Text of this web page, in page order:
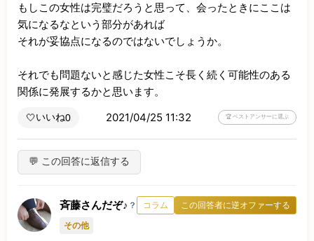
もしこの女性は完璧だろうと思って、会ったときにここは
気になるなという部分があれば
それが妥協点になるのではないでしょうか。
それでも問題ないと感じた女性こそ長く続く可能性のある
関係に発展するかと思います。
🤍いいね0 2021/04/25 11:32 🏆 ベストアンサーに選ぶ
💬 この回答に返信する
斉藤さんだぞ♪ ？ コラム
この回答者に逆オファーする
その他